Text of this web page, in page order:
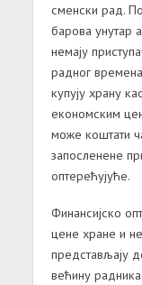
сменски рад.
барова унутар
немају
радног
купују храну
економским
може коштати
запосленене
оптерећујуће.
Финансијско
цене хране и
представљају
већину